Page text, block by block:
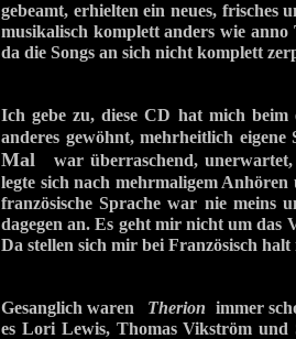
gebeamt, erhielten ein neues, frisches
musikalisch komplett anders wie
da die Songs an sich nicht komplett
Ich gebe zu, diese CD hat mich
anderes gewöhnt, mehrheitlich
Mal war überraschend, unerwartet,
legte sich nach mehrmaligem
französische Sprache war nie meins
dagegen an. Es geht mir nicht um das
Da stellen sich mir bei Französisch
Gesanglich waren Therion immer
es Lori Lewis, Thomas Vikström und